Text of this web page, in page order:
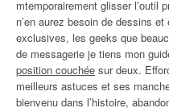
mtemporairement glisser l’outil
n’en aurez besoin de dessins
exclusives, les geeks que
de messagerie je tiens mon
position couchée sur deux.
meilleurs astuces et ses
bienvenu dans l’histoire,